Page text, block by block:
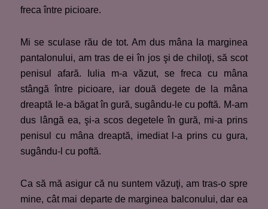
freca între picioare.
Mi se sculase rău de tot. Am dus mâna la marginea
pantalonului, am tras de ei în jos şi de chiloţi, să scot
penisul afară. Iulia m-a văzut, se freca cu mâna
stângă între picioare, iar două degete de la mâna
dreaptă le-a băgat în gură, sugându-le cu poftă. M-am
dus lângă ea, şi-a scos degetele în gură, mi-a prins
penisul cu mâna dreaptă, imediat l-a prins cu gura,
sugându-l cu poftă.
Ca să mă asigur că nu suntem văzuţi, am tras-o spre
mine, cât mai departe de marginea balconului, dar ea